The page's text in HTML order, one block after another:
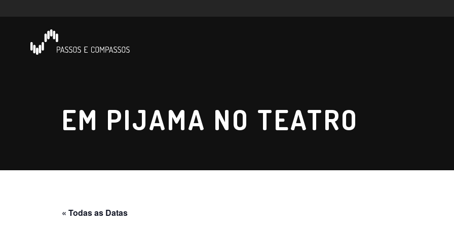
EM PIJAMA NO TEATRO
« Todas as Datas